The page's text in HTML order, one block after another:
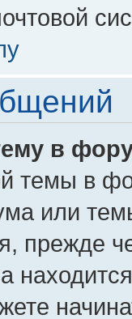
в
темы в
или
прежде